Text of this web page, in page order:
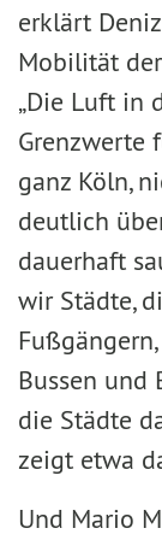
erklärt
Mobilität
„Die Luft in
Grenzwerte
ganz Köln,
deutlich
dauerhaft
wir Städte,
Bussen und
die Städte
zeigt etwa
Und Mario